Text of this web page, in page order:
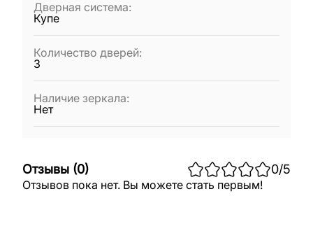
Дверная система:
Купе
Количество дверей:
3
Наличие зеркала:
Нет
Отзывы (0) 0/5
Отзывов пока нет. Вы можете стать первым!